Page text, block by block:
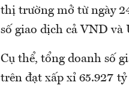
thị trường mở từ ngày
số giao dịch cả VND và
Cụ thể, tổng doanh số
trên đạt xấp xỉ 65.927